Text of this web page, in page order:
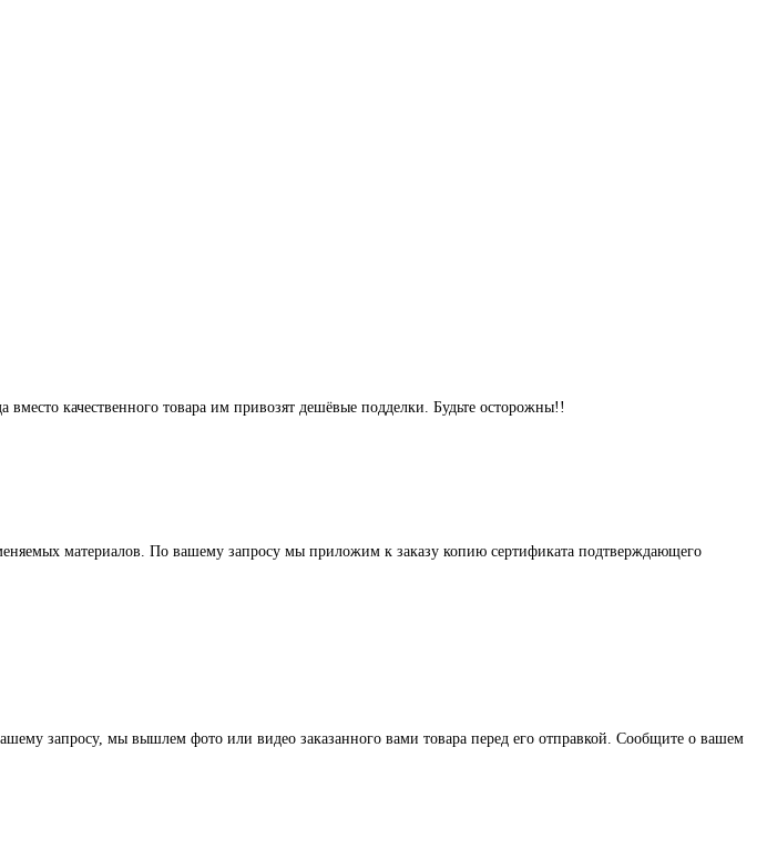
качественного товара им привозят дешёвые подделки. Будьте осторожны!!
материалов. По вашему запросу мы приложим к заказу копию сертификата подтверждающего
запросу, мы вышлем фото или видео заказанного вами товара перед его отправкой. Сообщите о вашем